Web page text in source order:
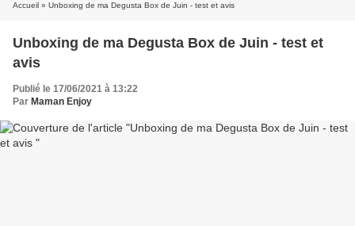
Accueil » Unboxing de ma Degusta Box de Juin - test et avis
Unboxing de ma Degusta Box de Juin - test et
avis
Publié le 17/06/2021 à 13:22
Par Maman Enjoy